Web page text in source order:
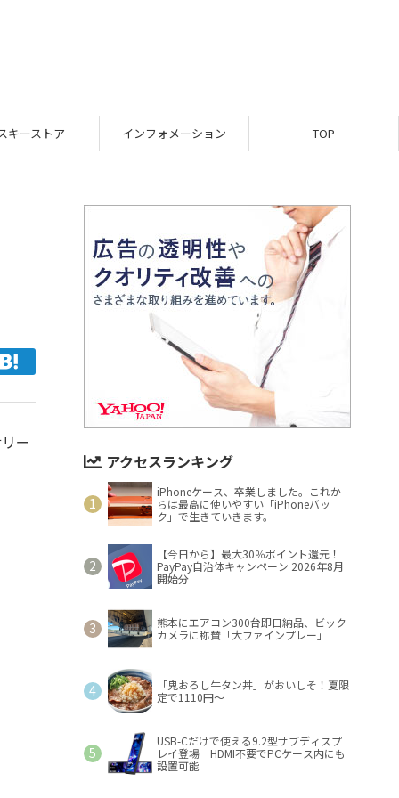
キーストア インフォメーション TOP
ー
アクセスランキング
iPhoneケース、卒業しました。これか
らは最高に使いやすい「iPhoneバッ
ク」で生きていきます。
【今日から】最大30％ポイント還元！
PayPay自治体キャンペーン 2026年8月
開始分
熊本にエアコン300台即日納品、ビック
カメラに称賛「大ファインプレー」
「鬼おろし牛タン丼」がおいしそ！夏限
定で1110円～
USB-Cだけで使える9.2型サブディスプ
レイ登場 HDMI不要でPCケース内にも
設置可能